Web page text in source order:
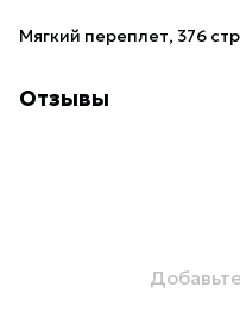
Мягкий переплет, 376
Отзывы